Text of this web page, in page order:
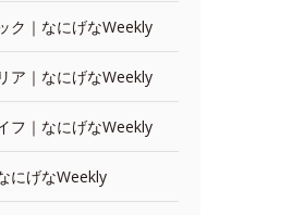
ク｜なにげなWeekly
ア｜なにげなWeekly
フ｜なにげなWeekly
にげなWeekly